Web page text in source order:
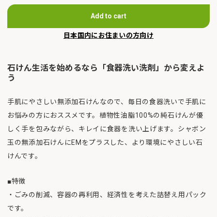
Add to cart
日本国内にお住まいの方向け
石けん生活を始めるなら「食器洗い洗剤」から変えよ
う
手肌にやさしい無添加石けんなので、毎日の食器洗いで手肌に
お悩みの方におススメです。植物性油脂100%の純石けんが優
しく手を包みながら、キレイに食器を洗い上げます。シャボン
玉の無添加石けんにEMをプラスした、より環境にやさしい石
けんです。
■特徴
・ごみの削減、容器の再利用、経済性を考えた詰替え用パック
です。